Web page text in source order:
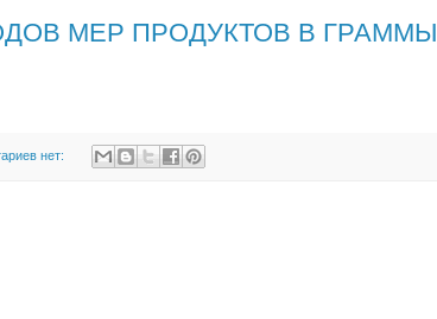
МЕР ПРОДУКТОВ В ГРАММЫ
нет: